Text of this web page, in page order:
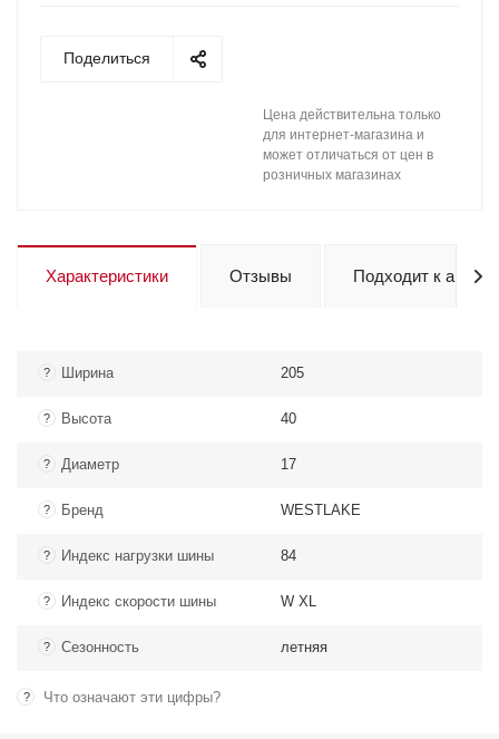
Поделиться
Цена действительна только
для интернет-магазина и
может отличаться от цен в
розничных магазинах
Характеристики Отзывы Подходит к авто
? Ширина 205
? Высота 40
? Диаметр 17
? Бренд WESTLAKE
? Индекс нагрузки шины 84
? Индекс скорости шины W XL
? Сезонность летняя
? Что означают эти цифры?